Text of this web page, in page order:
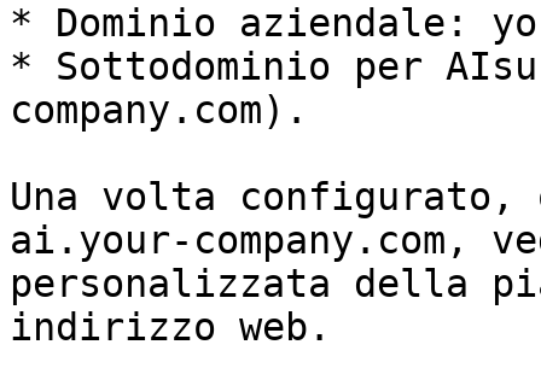
* Dominio aziendale:
* Sottodominio per
company.com).
Una volta configurato,
ai.your-company.com,
personalizzata della
indirizzo web.